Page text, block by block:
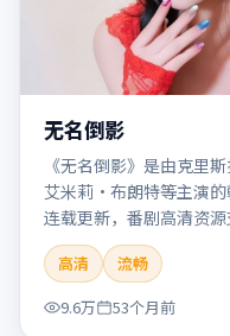
无名倒影
《无名倒影》是由克里
艾米莉·布朗特等主演
连载更新，番剧高清资
险象环生，奇观与友情
合检索「无名倒影」「
国」「2022」「2022-
与主创信息。
高清
流畅
9.6万
53个月前